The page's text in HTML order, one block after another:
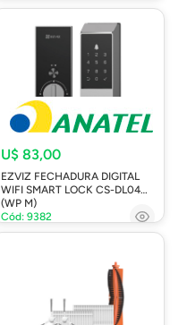
U$ 83,00
EZVIZ FECHADURA DIGITAL
WIFI SMART LOCK CS-DL04
(WP M)
Cód: 9382